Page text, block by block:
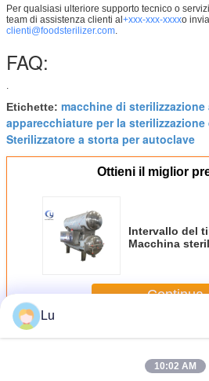
Per qualsiasi ulteriore supporto tecnico o
team di assistenza clienti al+xxx-xxx-xxxxo
clienti@foodsterilizer.com.
FAQ:
.
Etichette: macchine di
apparecchiature per la
Sterilizzatore a storta per autoclave
Ottieni il miglior
Intervallo del
Macchina
Continua
PiùMacchina per sterilizzare gli
Lu
10:02 AM